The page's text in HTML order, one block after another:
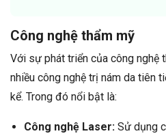
Công nghệ thẩm mỹ
Với sự phát triển của công nghệ
nhiều công nghệ trị nám da tiên
kể. Trong đó nổi bật là:
Công nghệ Laser: Sử dụng